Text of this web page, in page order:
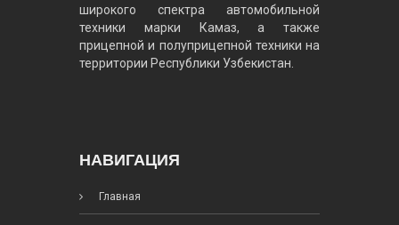
широкого спектра автомобильной
техники марки Камаз, а также
прицепной и полуприцепной техники на
территории Республики Узбекистан.
НАВИГАЦИЯ
Главная